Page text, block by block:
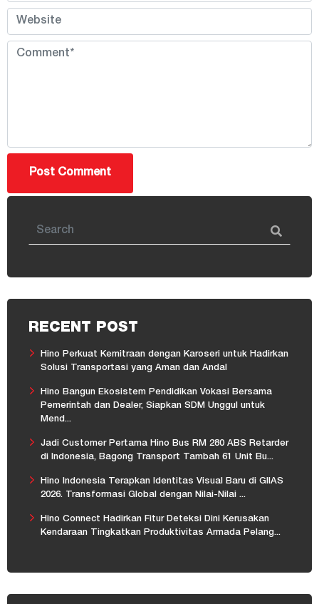
RECENT POST
Hino Perkuat Kemitraan dengan Karoseri untuk Hadirkan
Solusi Transportasi yang Aman dan Andal
Hino Bangun Ekosistem Pendidikan Vokasi Bersama
Pemerintah dan Dealer, Siapkan SDM Unggul untuk
Mend...
Jadi Customer Pertama Hino Bus RM 280 ABS Retarder
di Indonesia, Bagong Transport Tambah 61 Unit Bu...
Hino Indonesia Terapkan Identitas Visual Baru di GIIAS
2026. Transformasi Global dengan Nilai-Nilai ...
Hino Connect Hadirkan Fitur Deteksi Dini Kerusakan
Kendaraan Tingkatkan Produktivitas Armada Pelang...